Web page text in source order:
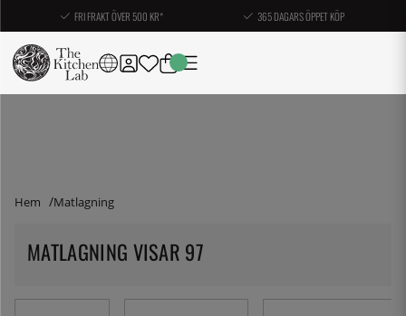
FRI FRAKT ÖVER 500 KR* 365 DAGARS ÖPPET KÖP
Hem Matlagning
MATLAGNING VISAR 97